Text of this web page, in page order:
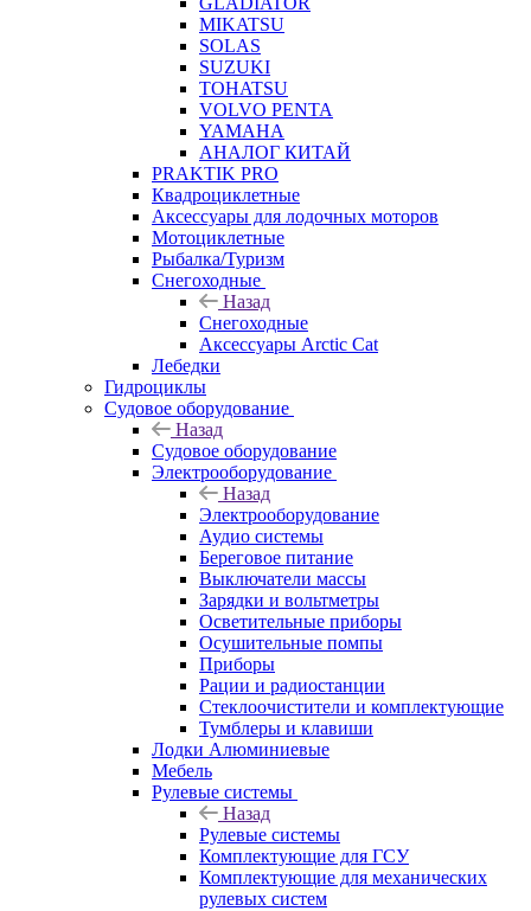
MIKATSU
SOLAS
SUZUKI
TOHATSU
VOLVO PENTA
YAMAHA
АНАЛОГ КИТАЙ
PRAKTIK PRO
Квадроциклетные
Аксессуары для лодочных моторов
Мотоциклетные
Рыбалка/Туризм
Снегоходные
Назад
Снегоходные
Аксессуары Arctic Cat
Лебедки
Гидроциклы
Судовое оборудование
Назад
Судовое оборудование
Электрооборудование
Назад
Электрооборудование
Аудио системы
Береговое питание
Выключатели массы
Зарядки и вольтметры
Осветительные приборы
Осушительные помпы
Приборы
Рации и радиостанции
Стеклоочистители и комплектующие
Тумблеры и клавиши
Лодки Алюминиевые
Мебель
Рулевые системы
Назад
Рулевые системы
Комплектующие для ГСУ
Комплектующие для механических
рулевых систем